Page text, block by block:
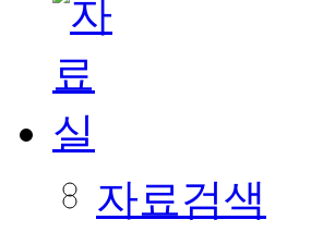
자료검색